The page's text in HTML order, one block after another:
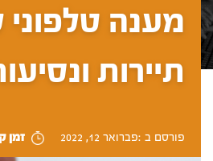
מענה
תיירות
פורסם ב :פברואר 12, 2022 זמן